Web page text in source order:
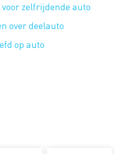
zelfrijdende auto
over deelauto
op auto